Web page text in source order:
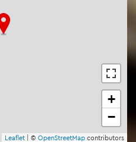
+
−
Leaf­let | © Open­Street­Map con­tri­bu­tors